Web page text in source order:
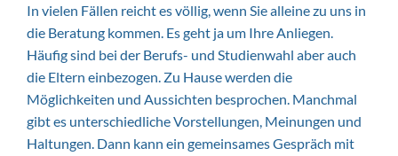
In vielen Fällen reicht es völlig, wenn Sie alleine zu uns in
die Beratung kommen. Es geht ja um Ihre Anliegen.
Häufig sind bei der Berufs- und Studienwahl aber auch
die Eltern einbezogen. Zu Hause werden die
Möglichkeiten und Aussichten besprochen. Manchmal
gibt es unterschiedliche Vorstellungen, Meinungen und
Haltungen. Dann kann ein gemeinsames Gespräch mit